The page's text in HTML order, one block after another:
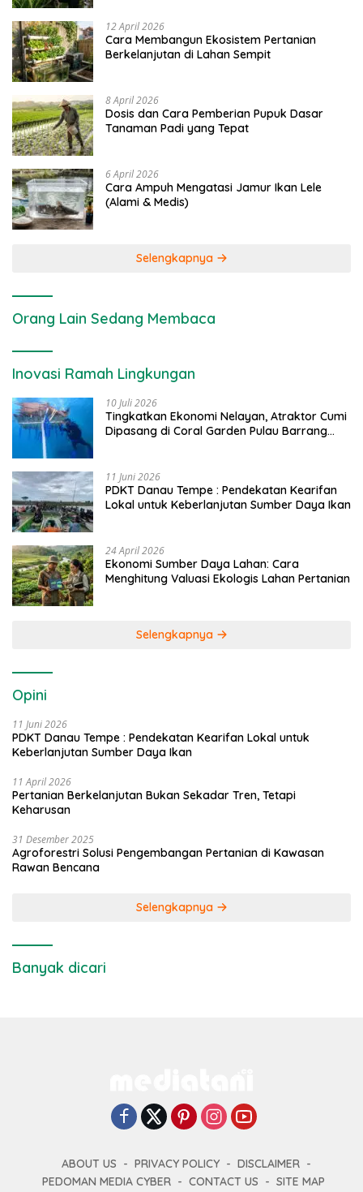
12 April 2026
Cara Membangun Ekosistem Pertanian
Berkelanjutan di Lahan Sempit
8 April 2026
Dosis dan Cara Pemberian Pupuk Dasar
Tanaman Padi yang Tepat
6 April 2026
Cara Ampuh Mengatasi Jamur Ikan Lele
(Alami & Medis)
Selengkapnya
Orang Lain Sedang Membaca
Inovasi Ramah Lingkungan
10 Juli 2026
Tingkatkan Ekonomi Nelayan, Atraktor Cumi
Dipasang di Coral Garden Pulau Barrang
11 Juni 2026
PDKT Danau Tempe : Pendekatan Kearifan
Lokal untuk Keberlanjutan Sumber Daya Ikan
24 April 2026
Ekonomi Sumber Daya Lahan: Cara
Menghitung Valuasi Ekologis Lahan Pertanian
Selengkapnya
Opini
11 Juni 2026
PDKT Danau Tempe : Pendekatan Kearifan Lokal untuk
Keberlanjutan Sumber Daya Ikan
11 April 2026
Pertanian Berkelanjutan Bukan Sekadar Tren, Tetapi
Keharusan
31 Desember 2025
Agroforestri Solusi Pengembangan Pertanian di Kawasan
Rawan Bencana
Selengkapnya
Banyak dicari
ABOUT US PRIVACY POLICY
DISCLAIMER
PEDOMAN MEDIA CYBER
CONTACT US SITE MAP